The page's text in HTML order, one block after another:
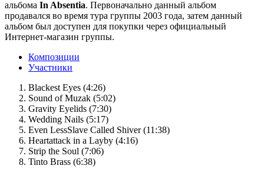
альбома In Absentia. Первоначально данный альбом
продавался во время тура группы 2003 года, затем данный
альбом был доступен для покупки через официальный
Интернет-магазин группы.
Композиции
Участники
Blackest Eyes (4:26)
Sound of Muzak (5:02)
Gravity Eyelids (7:30)
Wedding Nails (5:17)
Even LessSlave Called Shiver (11:38)
Heartattack in a Layby (4:16)
Strip the Soul (7:06)
Tinto Brass (6:38)